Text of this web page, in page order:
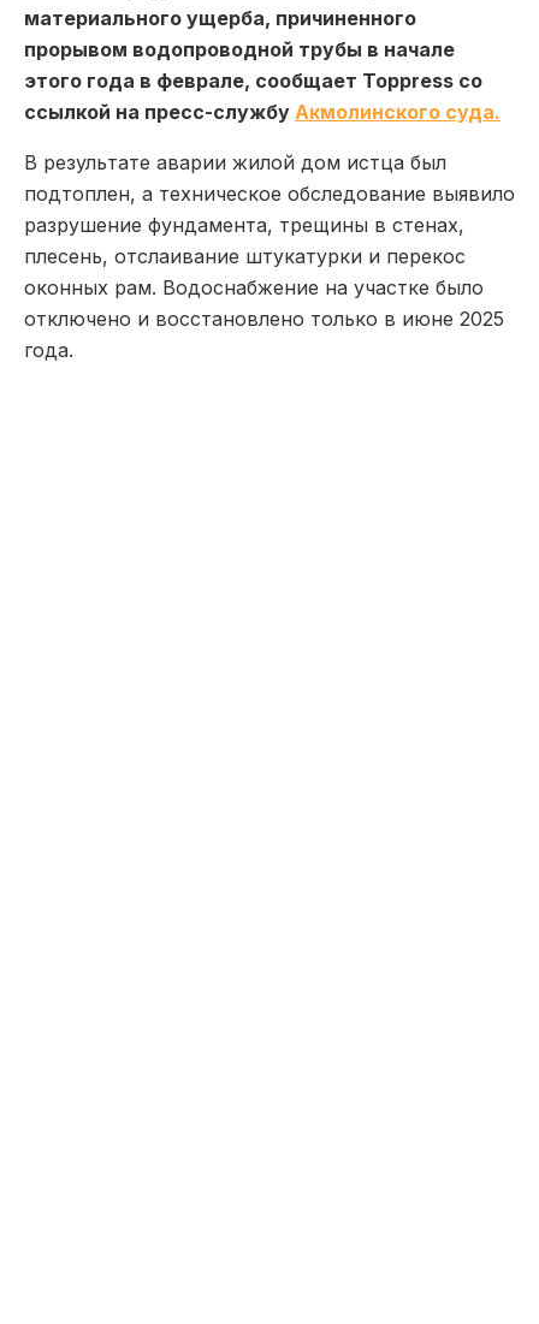
материального ущерба, причиненного
прорывом водопроводной трубы в начале
этого года в феврале, сообщает Toppress со
ссылкой на пресс-службу Акмолинского суда.
В результате аварии жилой дом истца был
подтоплен, а техническое обследование выявило
разрушение фундамента, трещины в стенах,
плесень, отслаивание штукатурки и перекос
оконных рам. Водоснабжение на участке было
отключено и восстановлено только в июне 2025
года.